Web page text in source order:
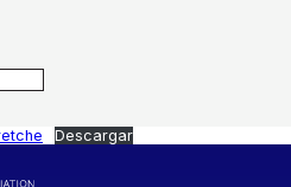
Descargar